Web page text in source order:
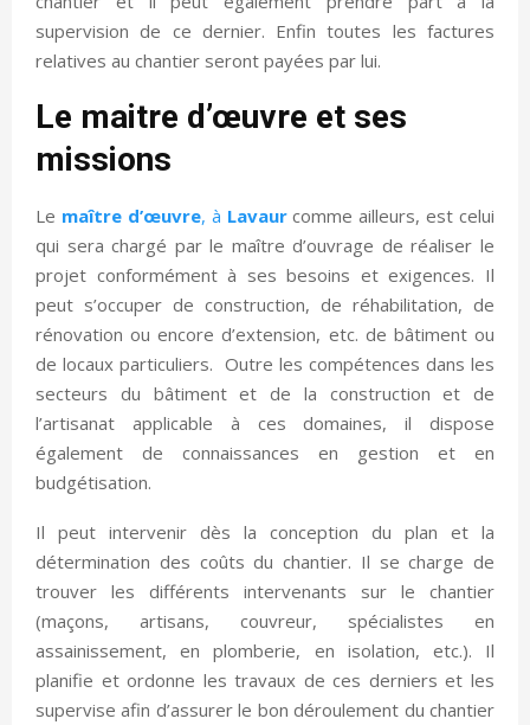
supervision de ce dernier. Enfin toutes les factures
relatives au chantier seront payées par lui.
Le maitre d’œuvre et ses
missions
Le maître d’œuvre, à Lavaurcomme ailleurs, est celui
qui sera chargé par le maître d’ouvrage de réaliser le
projet conformément à ses besoins et exigences. Il
peut s’occuper de construction, de réhabilitation, de
rénovation ou encore d’extension, etc. de bâtiment ou
de locaux particuliers. Outre les compétences dans les
secteurs du bâtiment et de la construction et de
l’artisanat applicable à ces domaines, il dispose
également de connaissances en gestion et en
budgétisation.
Il peut intervenir dès la conception du plan et la
détermination des coûts du chantier. Il se charge de
trouver les différents intervenants sur le chantier
(maçons, artisans, couvreur, spécialistes en
assainissement, en plomberie, en isolation, etc.). Il
planifie et ordonne les travaux de ces derniers et les
supervise afin d’assurer le bon déroulement du chantier